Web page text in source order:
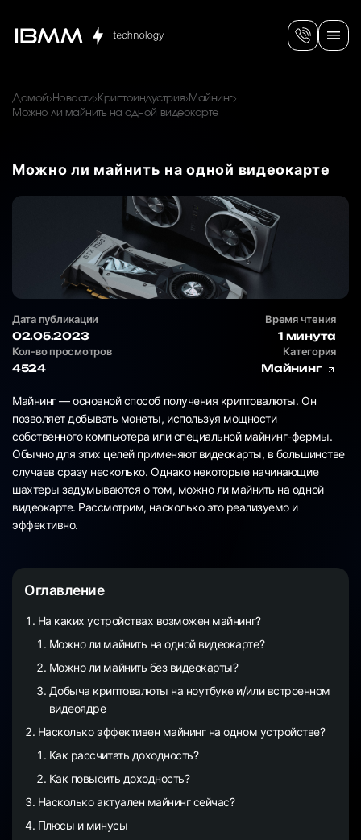
Домой Новости Криптоиндустрия Майнинг
Можно ли майнить на одной видеокарте
Можно ли майнить на одной видеокарте
Дата публикации
02.05.2023
Время чтения
1 минута
Кол-во просмотров
4524
Категория
Майнинг
Майнинг — основной способ получения криптовалюты. Он
позволяет добывать монеты, используя мощности
собственного компьютера или специальной майнинг-фермы.
Обычно для этих целей применяют видеокарты, в большинстве
случаев сразу несколько. Однако некоторые начинающие
шахтеры задумываются о том, можно ли майнить на одной
видеокарте. Рассмотрим, насколько это реализуемо и
эффективно.
Оглавление
На каких устройствах возможен майнинг?
Можно ли майнить на одной видеокарте?
Можно ли майнить без видеокарты?
Добыча криптовалюты на ноутбуке и/или встроенном
видеоядре
Насколько эффективен майнинг на одном устройстве?
Как рассчитать доходность?
Как повысить доходность?
Насколько актуален майнинг сейчас?
Плюсы и минусы